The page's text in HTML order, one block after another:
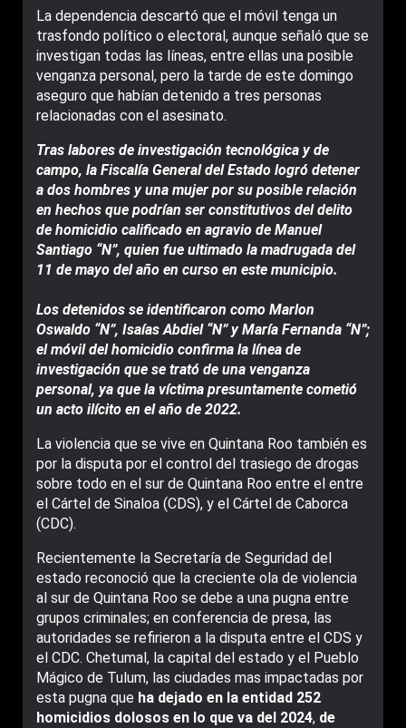
La dependencia descartó que el móvil tenga un
trasfondo político o electoral, aunque señaló que se
investigan todas las líneas, entre ellas una posible
venganza personal, pero la tarde de este domingo
aseguro que habían detenido a tres personas
relacionadas con el asesinato.
Tras labores de investigación tecnológica y de
campo, la Fiscalía General del Estado logró detener
a dos hombres y una mujer por su posible relación
en hechos que podrían ser constitutivos del delito
de homicidio calificado en agravio de Manuel
Santiago “N”, quien fue ultimado la madrugada del
11 de mayo del año en curso en este municipio.
Los detenidos se identificaron como Marlon
Oswaldo “N”, Isaías Abdiel “N” y María Fernanda “N”;
el móvil del homicidio confirma la línea de
investigación que se trató de una venganza
personal, ya que la víctima presuntamente cometió
un acto ilícito en el año de 2022.
La violencia que se vive en Quintana Roo también es
por la disputa por el control del trasiego de drogas
sobre todo en el sur de Quintana Roo entre el entre
el Cártel de Sinaloa (CDS), y el Cártel de Caborca
(CDC).
Recientemente la Secretaría de Seguridad del
estado reconoció que la creciente ola de violencia
al sur de Quintana Roo se debe a una pugna entre
grupos criminales; en conferencia de presa, las
autoridades se refirieron a la disputa entre el CDS y
el CDC. Chetumal, la capital del estado y el Pueblo
Mágico de Tulum, las ciudades mas impactadas por
esta pugna que ha dejado en la entidad 252
homicidios dolosos en lo que va del 2024, de